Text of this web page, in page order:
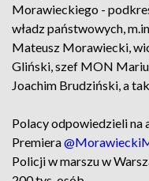
Morawieckiego -
władz państwowych,
Mateusz Morawiecki,
Gliński, szef MON
Joachim Brudziński, a
Polacy odpowiedzieli na
Premiera
Policji w marszu w